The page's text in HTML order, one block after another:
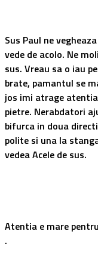
Sus Paul ne
vede de acolo. Ne
sus. Vreau sa o iau
brate, pamantul se
jos imi atrage
pietre. Nerabdatori
bifurca in doua
polite si una la
vedea Acele de sus.
Atentia e mare
.